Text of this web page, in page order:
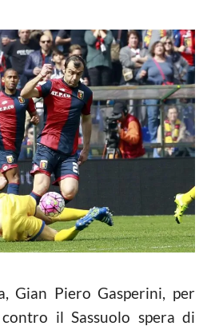
Gian Piero Gasperini, per
il Sassuolo spera di